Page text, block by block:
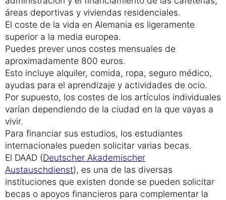
áreas deportivas y viviendas residenciales.
El coste de la vida en Alemania es ligeramente
superior a la media europea.
Puedes prever unos costes mensuales de
aproximadamente 800 euros.
Esto incluye alquiler, comida, ropa, seguro médico,
ayudas para el aprendizaje y actividades de ocio.
Por supuesto, los costes de los artículos individuales
varían dependiendo de la ciudad en la que vayas a
vivir.
Para financiar sus estudios, los estudiantes
internacionales pueden solicitar varias becas.
El DAAD (Deutscher Akademischer
Austauschdienst), es una de las diversas
instituciones que existen donde se pueden solicitar
becas o apoyos financieros para complementar la